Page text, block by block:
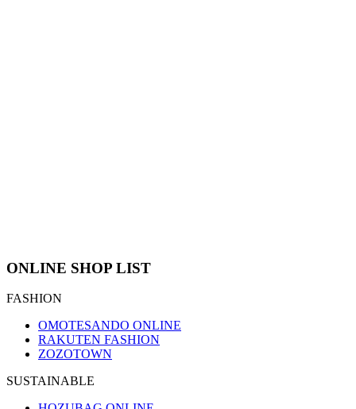
ONLINE SHOP LIST
FASHION
OMOTESANDO ONLINE
RAKUTEN FASHION
ZOZOTOWN
SUSTAINABLE